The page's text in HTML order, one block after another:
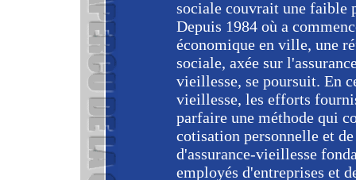
sociale couvrait une faible
Depuis 1984 où a
économique en ville, une
sociale, axée sur
vieillesse, se poursuit. En
vieillesse, les efforts
parfaire une méthode qui
cotisation personnelle et
d'assurance-vieillesse
employés d'entreprises et